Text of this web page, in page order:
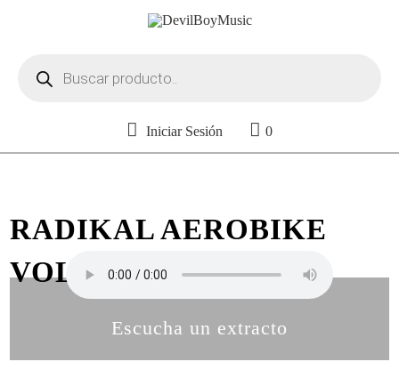
productos
Iniciar Sesión 0
RADIKAL AEROBIKE
VOL. 37
Escucha un extracto